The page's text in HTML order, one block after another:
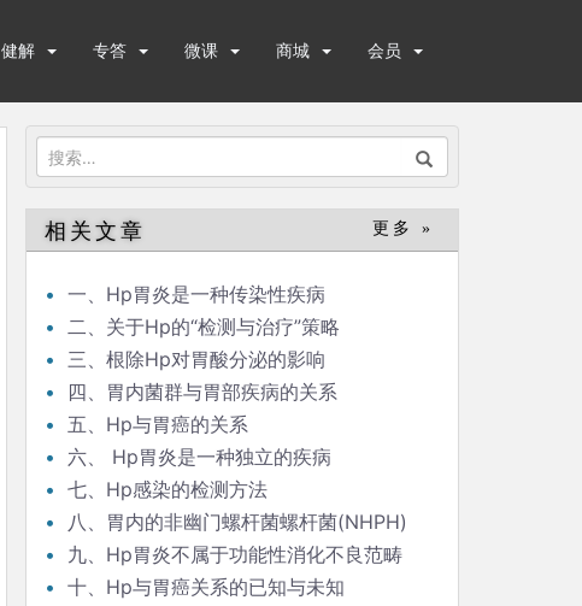
健解 专答 微课 商城 会员
搜
索：
相关文章 更多 »
一、Hp胃炎是一种传染性疾病
二、关于Hp的“检测与治疗”策略
三、根除Hp对胃酸分泌的影响
四、胃内菌群与胃部疾病的关系
五、Hp与胃癌的关系
六、 Hp胃炎是一种独立的疾病
七、Hp感染的检测方法
八、胃内的非幽门螺杆菌螺杆菌(NHPH)
九、Hp胃炎不属于功能性消化不良范畴
十、Hp与胃癌关系的已知与未知